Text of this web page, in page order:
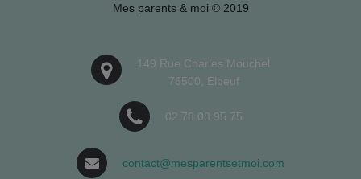
Mes parents & moi © 2019
149 Rue Charles Mouchel
76500, Elbeuf
02 78 08 95 75
contact@mesparentsetmoi.com